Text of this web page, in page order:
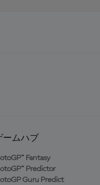
ームハブ
Fantasy
Predictor
Guru Predict